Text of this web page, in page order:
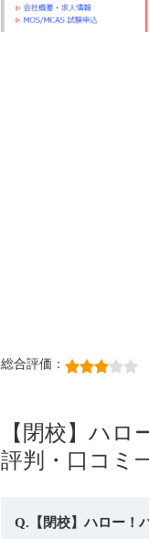
総合評価：
【閉校】ハ
評判・口コミ
Q.【閉校】ハロー！